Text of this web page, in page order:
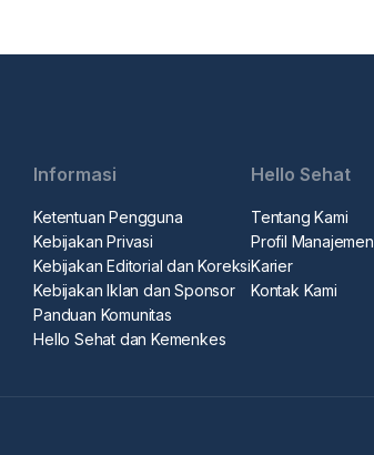
Informasi
Ketentuan Pengguna
Kebijakan Privasi
Kebijakan Editorial dan Koreksi
Kebijakan Iklan dan Sponsor
Panduan Komunitas
Hello Sehat dan Kemenkes
Hello Sehat
Tentang Kami
Profil Manajemen
Karier
Kontak Kami